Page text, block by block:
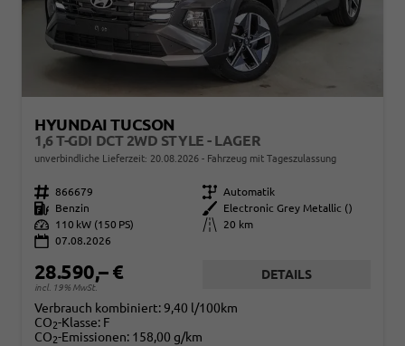
HYUNDAI TUCSON
1,6 T-GDI DCT 2WD STYLE - LAGER
unverbindliche Lieferzeit: 20.08.2026 Fahrzeug mit Tageszulassung
Fahrzeugnr. 866679 Getriebe
Automatik
Kraftstoff
Benzin Außenfarbe
Electronic Grey Metallic ()
Leistung
110 kW (150 PS) Kilometerstand
20 km
07.08.2026
28.590,– €
incl. 19% MwSt.
DETAILS
Verbrauch kombiniert: 9,40 l/100km
CO2-Klasse: F
CO2-Emissionen: 158,00 g/km